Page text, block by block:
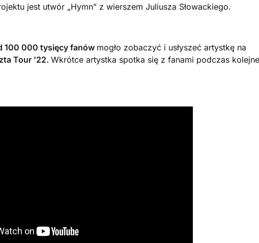
jest utwór „Hymn” z wierszem Juliusza Słowackiego.
100 000 tysięcy fanów mogło zobaczyć i usłyszeć artystkę na
Tour ’22. Wkrótce artystka spotka się z fanami podczas